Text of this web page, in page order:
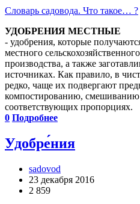
Словарь садовода. Что такое… ?
УДОБРЕНИЯ МЕСТНЫЕ
- удобрения, которые
местного
производства, а также
источниках. Как правило, в
редко, чаще их подвергают
компостированию, смешиванию
соответствующих пропорциях.
0 Подробнее
Удобре́ния
sadovod
23 декабря 2016
2 859